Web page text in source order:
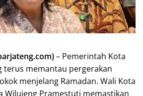
– Pemerintah Kota
terus memantau pergerakan
menjelang Ramadan. Wali Kota
Wilujeng Pramestuti memastikan